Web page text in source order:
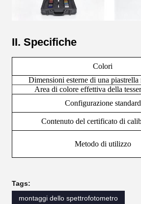
II. Specifiche
Colori
Dimensioni esterne di una piastrella
Area di colore effettiva della
Configurazione standard
Contenuto del certificato di
Metodo di utilizzo
Tags:
montaggi dello spettrofotometro